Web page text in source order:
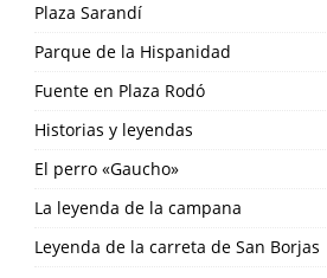
Plaza Sarandí
Parque de la Hispanidad
Fuente en Plaza Rodó
Historias y leyendas
El perro «Gaucho»
La leyenda de la campana
Leyenda de la carreta de San Borjas